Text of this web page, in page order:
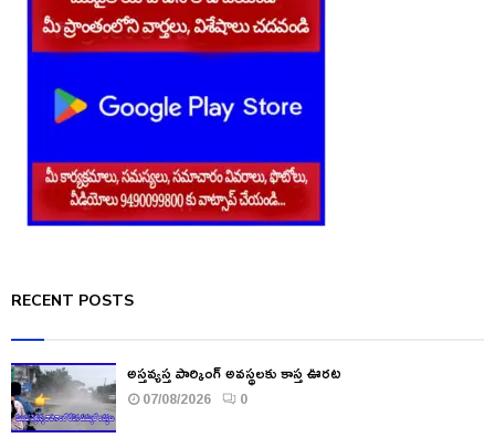
RECENT POSTS
అస్తవ్యస్త పార్కింగ్ అవస్థలకు కాస్త ఊరట
07/08/2026 0